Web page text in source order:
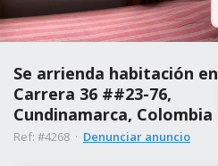
Se arrienda habitación en
Carrera 36 ##23-76,
Cundinamarca, Colombia
Ref: #4268 · Denunciar anuncio